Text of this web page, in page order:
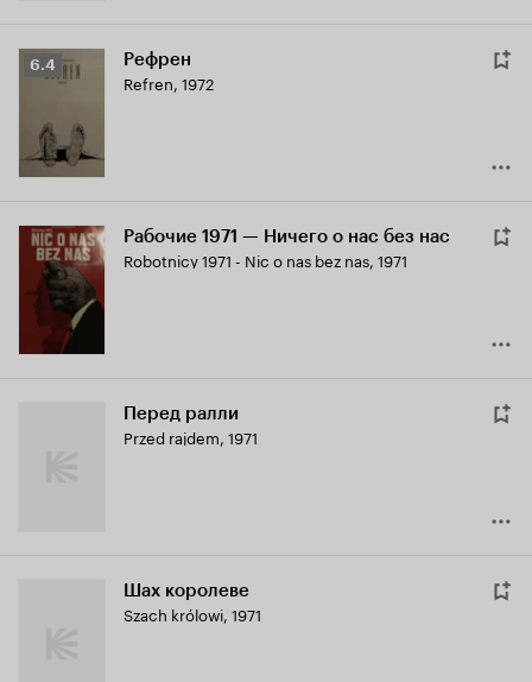
Рейтинг
Кинопоиска
6.4 Рефрен
Refren, 1972
Рабочие 1971 — Ничего о нас без нас
Robotnicy 1971 - Nic o nas bez nas, 1971
Перед ралли
Przed rajdem, 1971
Шах королеве
Szach królowi, 1971